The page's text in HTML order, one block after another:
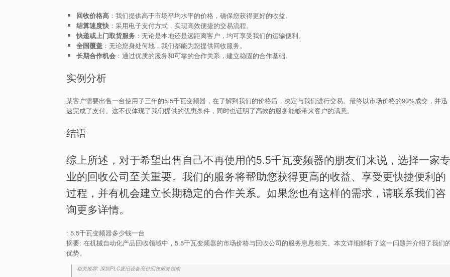
回收价格高：我们提供高于市场平均水平的价格，确保您获得更好的收益。
结算速度快：采用电子支付方式，实现高效便捷的交易流程。
快递或上门取货服务：无论是本地还是远距离客户，均可享受我们的运输便利。
全国覆盖：无论您身处何地，我们都能为您提供回收服务。
长期合作机会：通过优质的服务和可靠的合作关系，建立稳固的合作基础。
实例分析
某客户需要出售一台使用了三年的5.5千瓦变频器，在了解到我们的价格后，决定与我们进行交易。最终以市场价格的90%成交，并迅
速完成了支付。这不仅体现了我们提供的优惠条件，同时也证明了高效的服务能够带来客户的满意。
结语
综上所述，对于希望出售自己不再使用的5.5千瓦变频器的朋友们来说，选择一家专
业的回收公司至关重要。我们的服务将帮助您获得更高的收益、享受更快捷便利的
过程，并有机会建立长期稳定的合作关系。如果您也有这样的需求，请联系我们咨
询更多详情。
: 5.5千瓦变频器多少钱一台
摘要: 在机械自动化产品回收领域中，5.5千瓦变频器的市场价格与回收公司的服务息息相关。本文详细解析了这一问题并介绍了我们
优势。
相关推荐: 深圳PLC废旧设备高价回收服务指南